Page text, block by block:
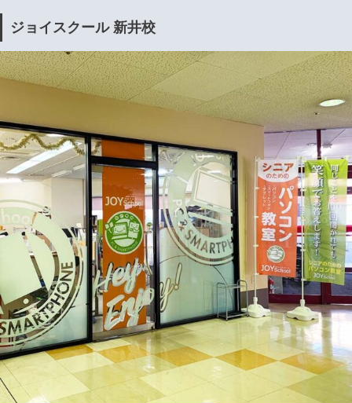
ジョイスクール 新井校